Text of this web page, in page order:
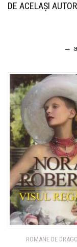
DE ACELAȘI AUTOR
→
ROMANE DE